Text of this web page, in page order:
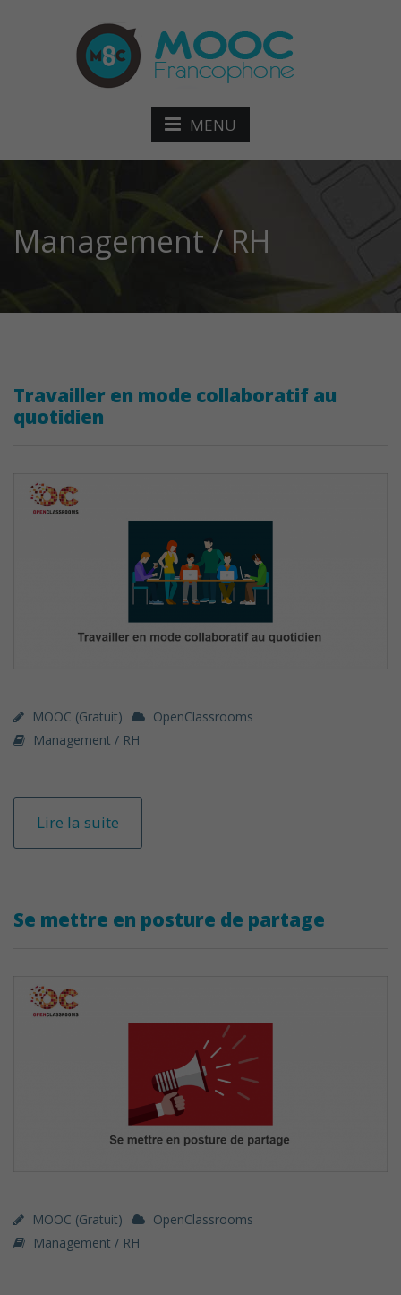
MENU
Management / RH
Travailler en mode collaboratif au
quotidien
MOOC (gratuit)
OpenClassrooms
Management / RH
Lire la suite
Se mettre en posture de partage
MOOC (gratuit)
OpenClassrooms
Management / RH